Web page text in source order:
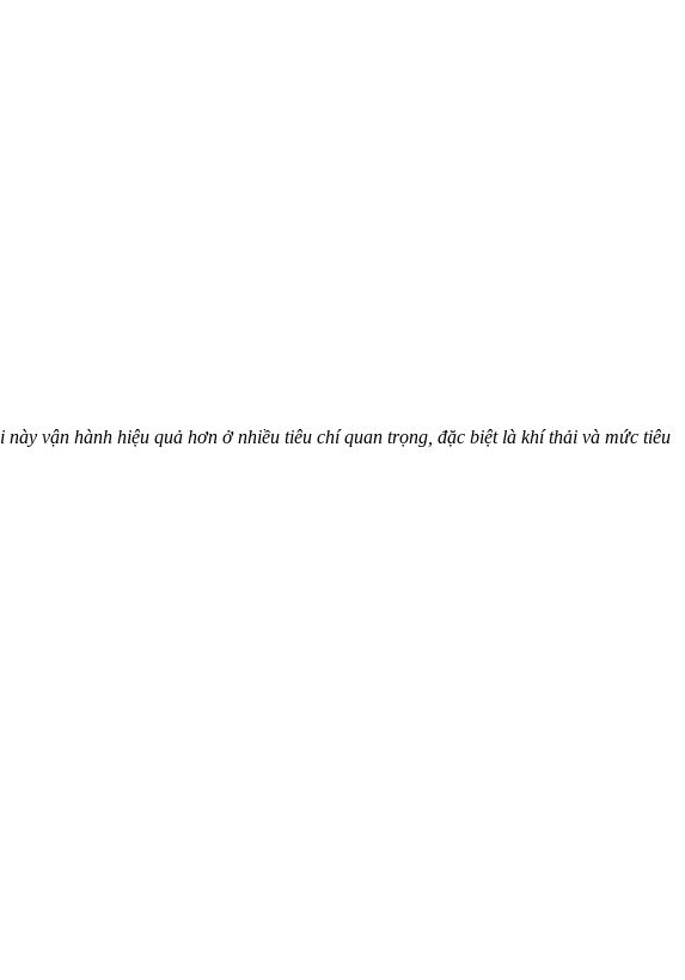
vận hành hiệu quả hơn ở nhiều tiêu chí quan trọng, đặc biệt là khí thải và mức tiêu